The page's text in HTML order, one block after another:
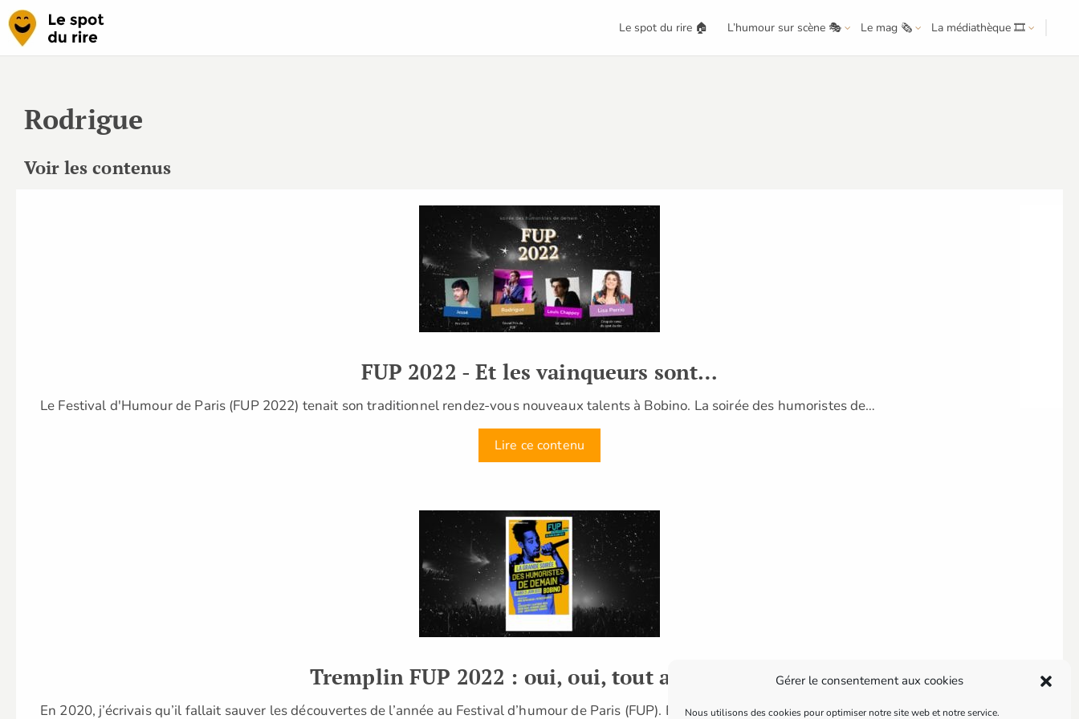
Gérer le consentement aux cookies
Nous utilisons des cookies pour optimiser notre site web et notre service.
Le spot du rire 🏠 L’humour sur scène 🎭 Le mag 🗞️ La médiathèque 🎞️
Rodrigue
Voir les contenus
FUP 2022 - Et les vainqueurs sont…
Le Festival d'Humour de Paris (FUP 2022) tenait son traditionnel rendez-vous nouveaux talents à Bobino. La soirée des humoristes de…
Lire ce contenu
Tremplin FUP 2022 : oui, oui, tout a changé…
En 2020, j’écrivais qu’il fallait sauver les découvertes de l’année au Festival d’humour de Paris (FUP). En effet, pas de…